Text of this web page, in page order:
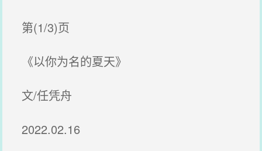
第(1/3)页
《以你为名的夏天》
文/任凭舟
2022.02.16